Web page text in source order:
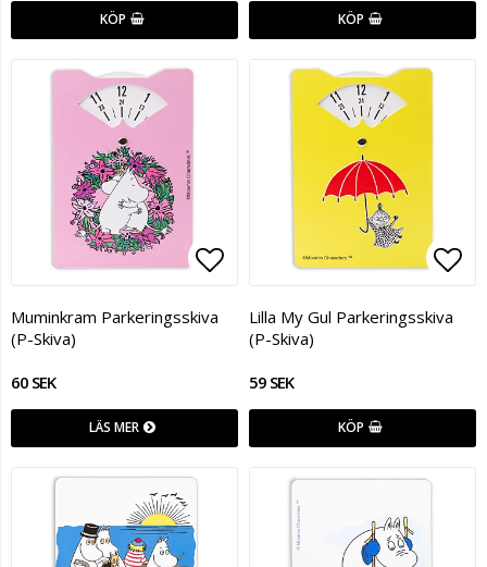
KÖP KÖP
Lägg till i favoritlistan
Muminkram Parkeringsskiva
(P-Skiva)
60 SEK
LÄS MER
Lilla My Gul Parkeringsskiva
(P-Skiva)
59 SEK
KÖP